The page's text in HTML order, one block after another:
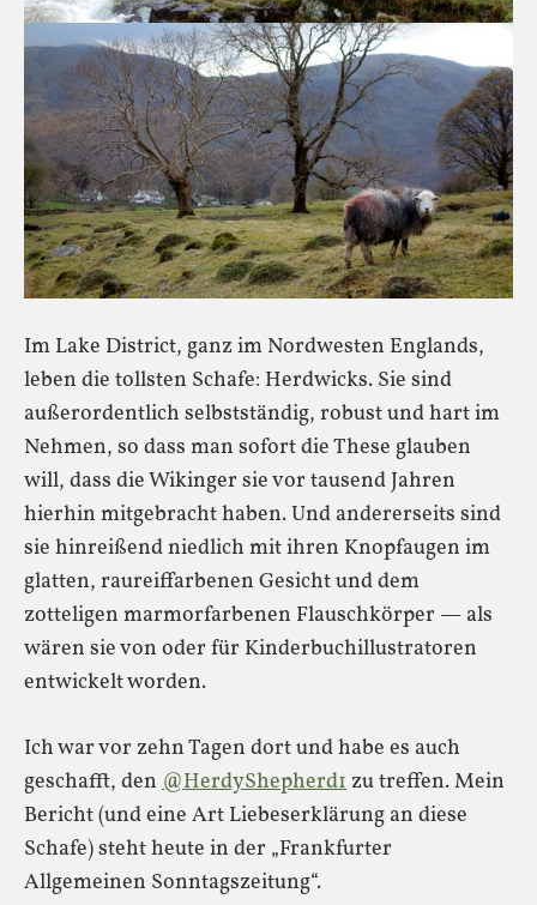
Im Lake District, ganz im Nordwesten Englands,
leben die tollsten Schafe: Herdwicks. Sie sind
außerordentlich selbstständig, robust und hart im
Nehmen, so dass man sofort die These glauben
will, dass die Wikinger sie vor tausend Jahren
hierhin mitgebracht haben. Und andererseits sind
sie hinreißend niedlich mit ihren Knopfaugen im
glatten, raureiffarbenen Gesicht und dem
zotteligen marmorfarbenen Flauschkörper — als
wären sie von oder für Kinderbuchillustratoren
entwickelt worden.
Ich war vor zehn Tagen dort und habe es auch
geschafft, den @HerdyShepherd1 zu treffen. Mein
Bericht (und eine Art Liebeserklärung an diese
Schafe) steht heute in der „Frankfurter
Allgemeinen Sonntagszeitung“.